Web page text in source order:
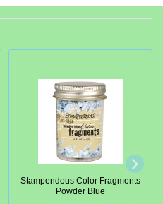
Stampendous Color Fragments
Powder Blue